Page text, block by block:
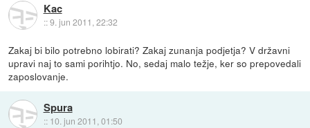
Kac
::9. jun 2011, 22:32
Zakaj bi bilo potrebno lobirati? Zakaj zunanja podjetja? V državni
upravi naj to sami porihtjo. No, sedaj malo težje, ker so prepovedali
zaposlovanje.
Spura
:: 10. jun 2011, 01:50